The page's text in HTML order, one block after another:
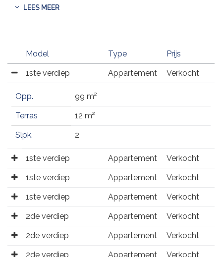
LEES MEER
Model Type Prijs
1ste verdiep Appartement Verkocht
Opp. 99 m²
Terras 12 m²
Slpk. 2
1ste verdiep Appartement Verkocht
1ste verdiep Appartement Verkocht
1ste verdiep Appartement Verkocht
2de verdiep Appartement Verkocht
2de verdiep Appartement Verkocht
2de verdiep Appartement Verkocht